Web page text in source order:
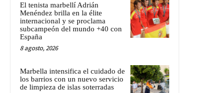
El tenista marbellí Adrián
Menéndez brilla en la élite
internacional y se proclama
subcampeón del mundo +40 con
España
8 agosto, 2026
Marbella intensifica el cuidado de
los barrios con un nuevo servicio
de limpieza de islas soterradas